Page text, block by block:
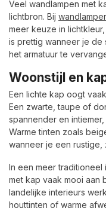
Veel wandlampen met
lichtbron. Bij
meer keuze in
is prettig wanneer je de
het armatuur te
Woonstijl en
Een lichte kap oogt
Een zwarte, taupe of
spannender en
Warme tinten zoals
wanneer je een rustige,
In een meer traditioneel
met kap vaak mooi aan
landelijke interieurs
houttinten of warme